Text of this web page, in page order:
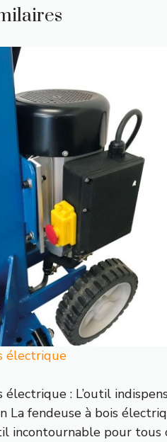
électrique
électrique : L’outil
La fendeuse à bois
incontournable pour tous